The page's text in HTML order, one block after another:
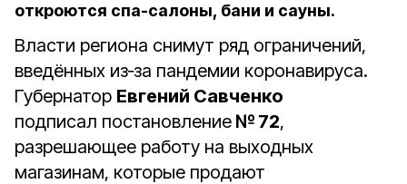
откроются спа-салоны, бани и сауны.
Власти региона снимут ряд ограничений,
введённых из‑за пандемии коронавируса.
Губернатор Евгений Савченко
подписал постановление № 72,
разрешающее работу на выходных
магазинам, которые продают